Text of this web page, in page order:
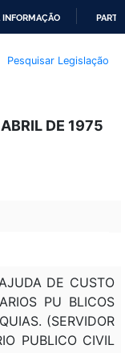
INFORMAÇÃO
Pesquisar Legislação
DE 1975
DE CUSTO
PU BLICOS
(SERVIDOR
PUBLICO CIVIL